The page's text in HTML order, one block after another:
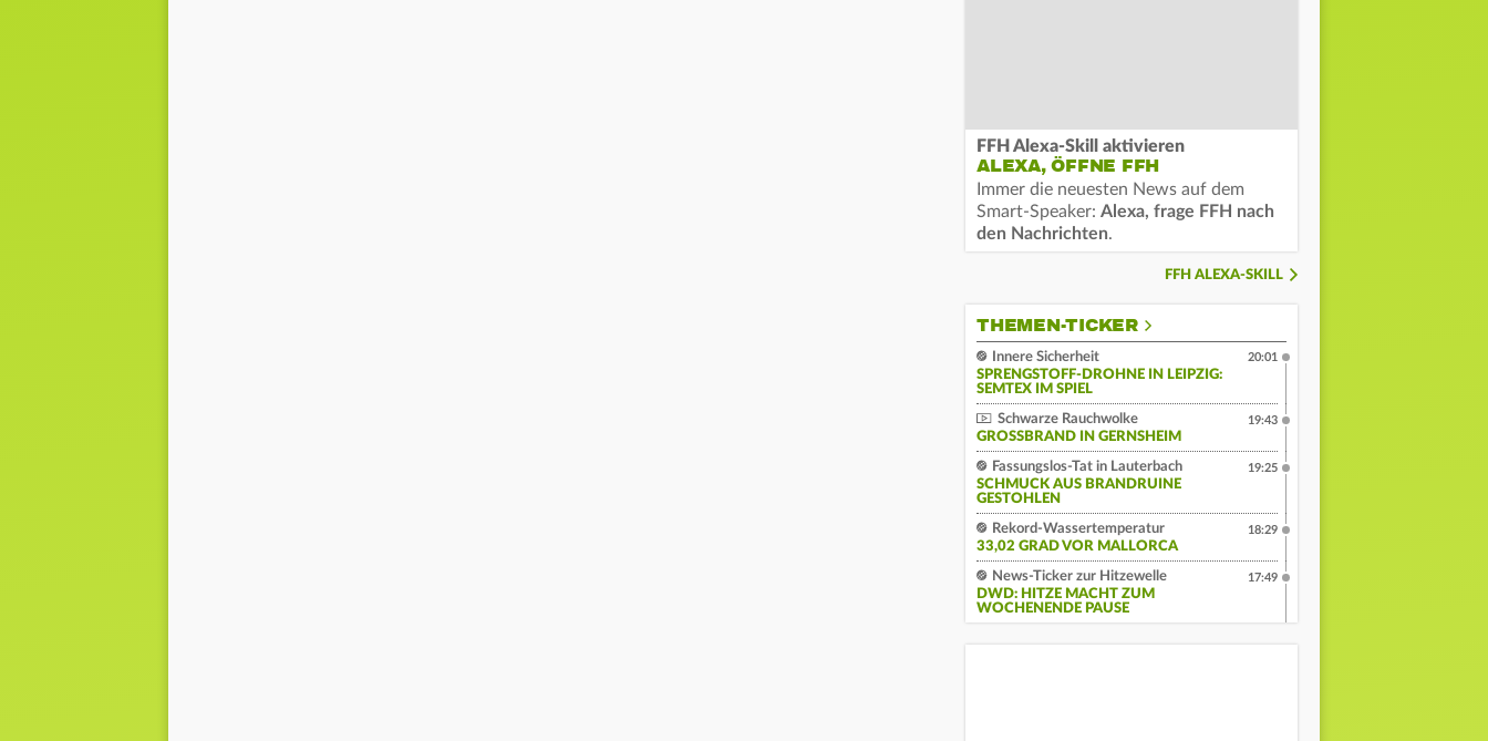
FFH Alexa-Skill aktivieren
ALEXA, ÖFFNE FFH
Immer die neuesten News auf dem
Smart-Speaker: Alexa, frage FFH nach
den Nachrichten.
FFH ALEXA-SKILL
THEMEN-TICKER
Innere Sicherheit
SPRENGSTOFF-DROHNE IN LEIPZIG:
SEMTEX IM SPIEL
20:01
Schwarze Rauchwolke
GROSSBRAND IN GERNSHEIM
19:43
Fassungslos-Tat in Lauterbach
SCHMUCK AUS BRANDRUINE
GESTOHLEN
19:25
Rekord-Wassertemperatur
33,02 GRAD VOR MALLORCA
18:29
News-Ticker zur Hitzewelle
DWD: HITZE MACHT ZUM
WOCHENENDE PAUSE
17:49